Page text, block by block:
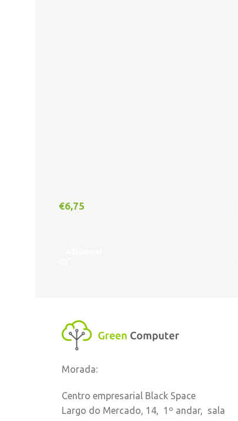
€6,75
Morada:
Centro empresarial Black Space
Largo do Mercado, 14, 1º andar, sala